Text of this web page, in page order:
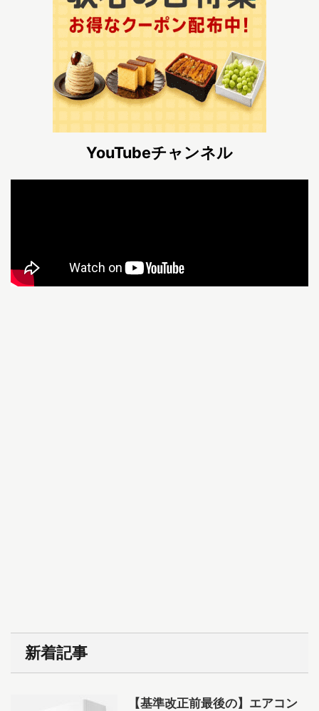
YouTubeチャンネル
新着記事
【基準改正前最後の】エアコン